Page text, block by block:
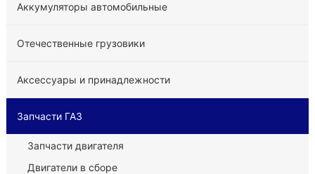
Аккумуляторы автомобильные
Отечественные грузовики
Аксессуары и принадлежности
Запчасти ГАЗ
Запчасти двигателя
Двигатели в сборе